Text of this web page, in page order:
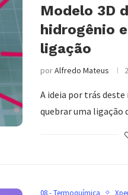
Modelo 3D
hidrogênio
ligação
porAlfredo Mateus
A ideia por trás
quebrar uma ligação
08 - Termoquímica